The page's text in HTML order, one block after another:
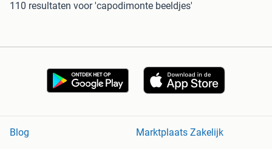
110 resultaten voor 'capodimonte beeldjes'
Blog
Marktplaats Zakelijk